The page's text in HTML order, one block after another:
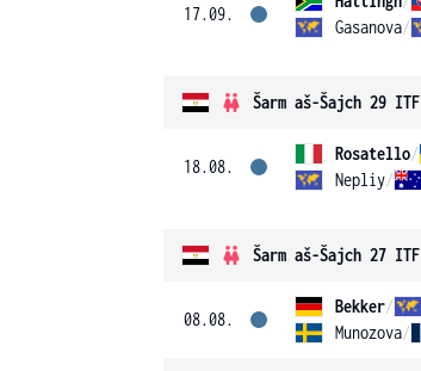
17.09.
Gasanova/
Šarm aš-Šajch 29 ITF
18.08.
Rosatello/
Nepliy/
Šarm aš-Šajch 27 ITF
08.08.
Bekker/
Munozova/